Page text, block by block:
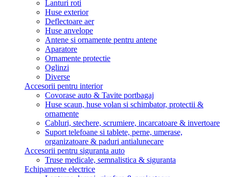
Lanturi roti
Huse exterior
Deflectoare aer
Huse anvelope
Antene si ornamente pentru antene
Aparatore
Ornamente protectie
Oglinzi
Diverse
Accesorii pentru interior
Covorase auto & Tavite portbagaj
Huse scaun, huse volan si schimbator, protectii &
ornamente
Cabluri, stechere, scrumiere, incarcatoare & invertoare
Suport telefoane si tablete, perne, umerase,
organizatoare & paduri antialunecare
Accesorii pentru siguranta auto
Truse medicale, semnalistica & siguranta
Echipamente electrice